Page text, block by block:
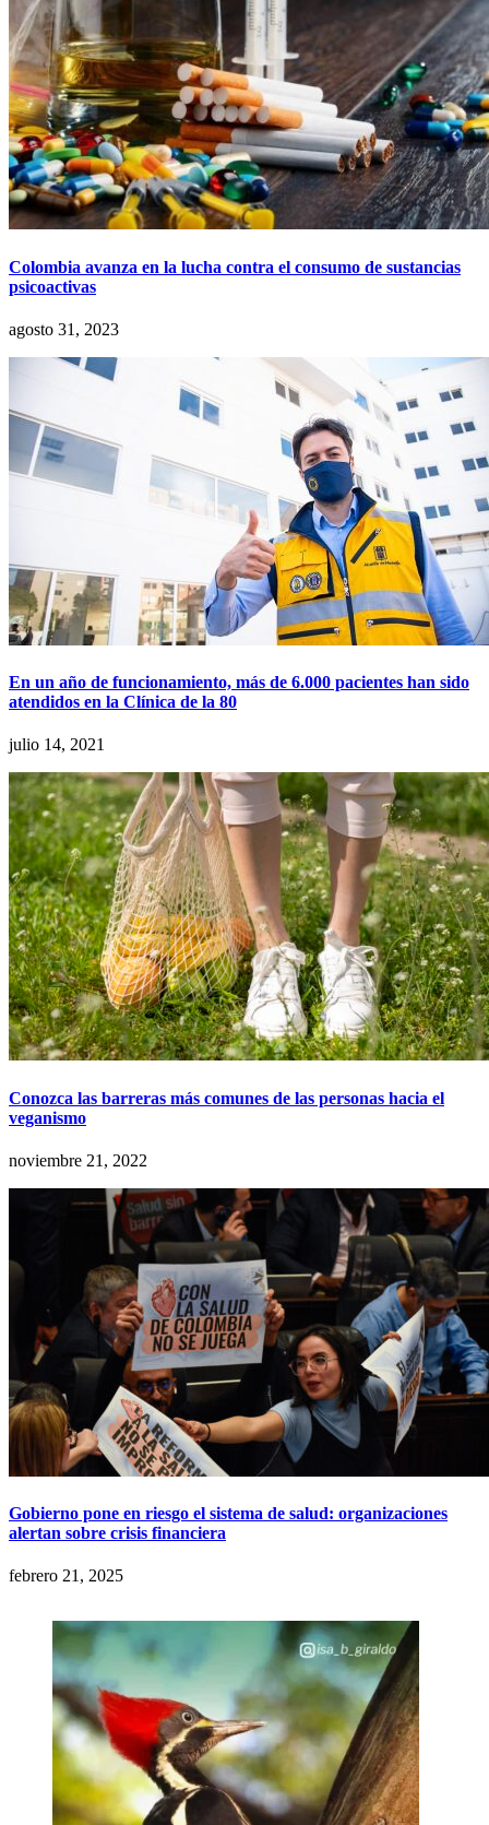
Colombia avanza en la lucha contra el consumo de sustancias
psicoactivas
agosto 31, 2023
En un año de funcionamiento, más de 6.000 pacientes han sido
atendidos en la Clínica de la 80
julio 14, 2021
Conozca las barreras más comunes de las personas hacia el
veganismo
noviembre 21, 2022
Gobierno pone en riesgo el sistema de salud: organizaciones
alertan sobre crisis financiera
febrero 21, 2025